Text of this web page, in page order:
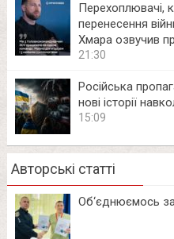
Перехоплювачі,
перенесення
Хмара озвучив
21:30
Російська
нові історії
15:09
Авторські статті
Об‘єднюємось